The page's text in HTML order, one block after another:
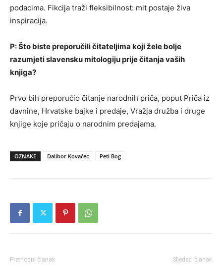
podacima. Fikcija traži fleksibilnost: mit postaje živa
inspiracija.
P: Što biste preporučili čitateljima koji žele bolje
razumjeti slavensku mitologiju prije čitanja vaših
knjiga?
Prvo bih preporučio čitanje narodnih priča, poput Priča iz
davnine, Hrvatske bajke i predaje, Vražja družba i druge
knjige koje pričaju o narodnim predajama.
OZNAKE Dalibor Kovačec Peti Bog
Prethodni članak Sljedeći članak